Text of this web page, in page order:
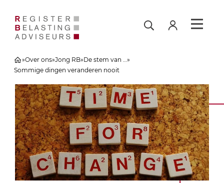
»Over ons»Jong RB»De stem van …»
Sommige dingen veranderen nooit